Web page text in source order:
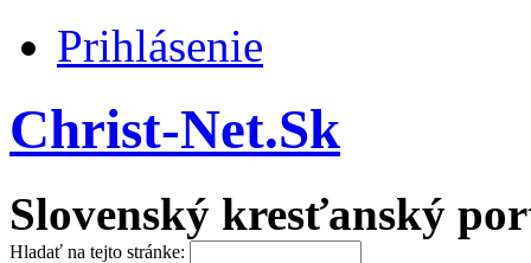
Prihlásenie
Christ-Net.Sk
Slovenský kresťanský
Hladať na tejto stránke: